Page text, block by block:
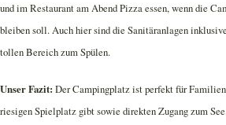
und im Restaurant am Abend Pizza essen, wenn die
bleiben soll. Auch hier sind die Sanitäranlagen
tollen Bereich zum Spülen.
Unser Fazit: Der Campingplatz ist perfekt für
riesigen Spielplatz gibt sowie direkten Zugang zum